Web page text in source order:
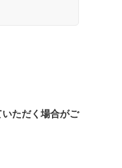
ただく場合がご